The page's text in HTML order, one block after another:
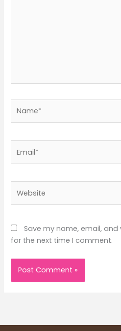
Save my name, email,
for the next time I comment.